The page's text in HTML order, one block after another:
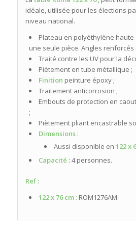
idéale, utilisée pour les élections
niveau national.
Plateau en polyéthylène
une seule pièce. Angles renforcés
Traité contre les UV pour la
Piètement en tube métallique ;
Finition peinture époxy ;
Traitement anticorrosion ;
Embouts de protection en
;
Piètement pliant encastrable
Dimensions:
Aussi disponible en 122 x
Capacité : 4 personnes.
Ref :
122 x 76 cm :ROM1276AM